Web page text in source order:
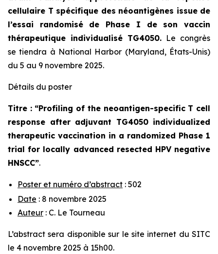
cellulaire T spécifique des néoantigènes issue de
l’essai randomisé de Phase I de son vaccin
thérapeutique individualisé TG4050. Le congrès
se tiendra à National Harbor (Maryland, États-Unis)
du 5 au 9 novembre 2025.
Détails du poster
Titre : “Profiling of the neoantigen-specific T cell
response after adjuvant TG4050 individualized
therapeutic vaccination in a randomized Phase 1
trial for locally advanced resected HPV negative
HNSCC”.
Poster et numéro d’abstract : 502
Date : 8 novembre 2025
Auteur : C. Le Tourneau
L’abstract sera disponible sur le site internet du SITC
le 4 novembre 2025 à 15h00.